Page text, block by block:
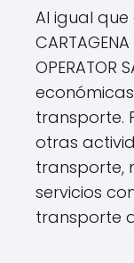
Al igual
CARTAGENA
transporte.
otras
transporte,
servicios
transporte